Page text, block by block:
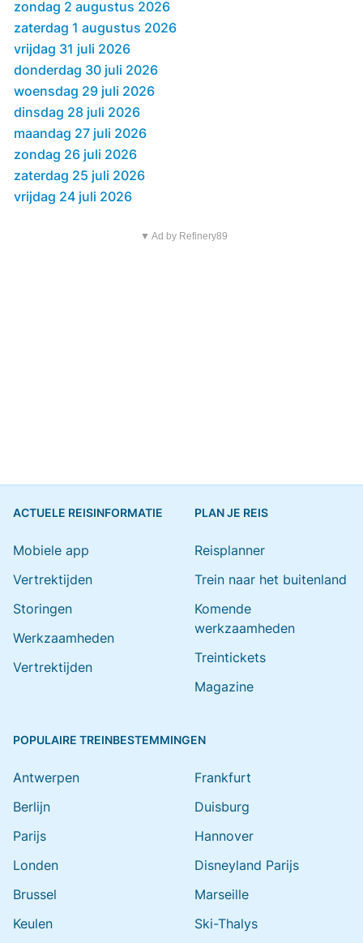
zondag 2 augustus 2026
zaterdag 1 augustus 2026
vrijdag 31 juli 2026
donderdag 30 juli 2026
woensdag 29 juli 2026
dinsdag 28 juli 2026
maandag 27 juli 2026
zondag 26 juli 2026
zaterdag 25 juli 2026
vrijdag 24 juli 2026
▼ Ad by Refinery89
ACTUELE REISINFORMATIE
Mobiele app
Vertrektijden
Storingen
Werkzaamheden
Vertrektijden
PLAN JE REIS
Reisplanner
Trein naar het buitenland
Komende
werkzaamheden
Treintickets
Magazine
POPULAIRE TREINBESTEMMINGEN
Antwerpen
Berlijn
Parijs
Londen
Brussel
Keulen
Frankfurt
Duisburg
Hannover
Disneyland Parijs
Marseille
Ski-Thalys